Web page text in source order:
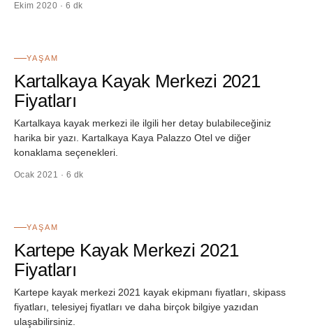
Ekim 2020 · 6 dk
YAŞAM
Kartalkaya Kayak Merkezi 2021
Fiyatları
Kartalkaya kayak merkezi ile ilgili her detay bulabileceğiniz
harika bir yazı. Kartalkaya Kaya Palazzo Otel ve diğer
konaklama seçenekleri.
Ocak 2021 · 6 dk
YAŞAM
Kartepe Kayak Merkezi 2021
Fiyatları
Kartepe kayak merkezi 2021 kayak ekipmanı fiyatları, skipass
fiyatları, telesiyej fiyatları ve daha birçok bilgiye yazıdan
ulaşabilirsiniz.